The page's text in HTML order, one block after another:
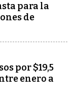
para la
de
por $19,5
enero a